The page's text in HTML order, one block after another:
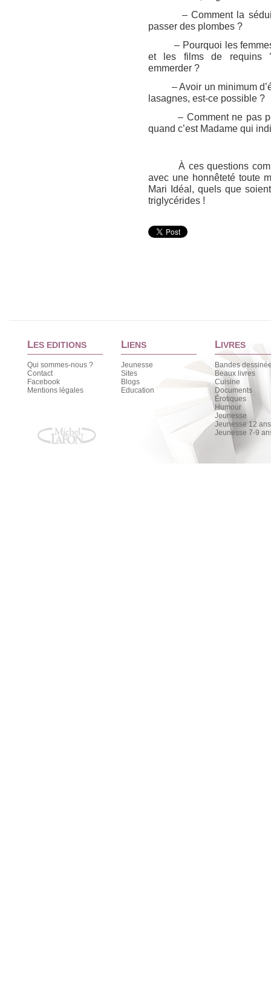
– Comment la séduire
passer des plombes ?
– Pourquoi les femmes
et les films de requins
emmerder ?
– Avoir un minimum
lasagnes, est-ce possible ?
– Comment ne pas
quand c’est Madame qui
À ces questions
avec une honnêteté toute
Mari Idéal, quels que
triglycérides !
LES EDITIONS
Qui sommes-nous ?
Contact
Facebook
Mentions légales
LIENS
Jeunesse
Sites
Blogs
Education
LIVRES
Bandes
Beaux livres
Cuisine
Documents
Érotiques
Humour
Jeunesse
Jeunesse 12
Jeunesse 7-9